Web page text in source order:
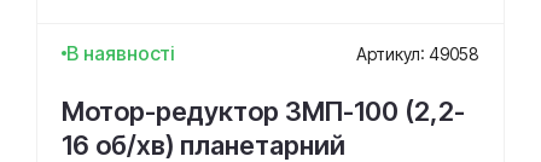
В наявності Артикул: 49058
Мотор-редуктор 3МП-100 (2,2-
16 об/хв) планетарний